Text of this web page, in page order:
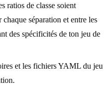
ratios de classe soient
séparation et entre les
des spécificités de ton jeu de
et les fichiers YAML du jeu